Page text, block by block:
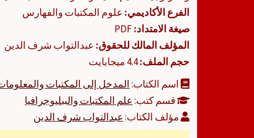
الفرع الأكاديمي: علوم المكتبات والفهارس
صيغة الامتداد:
المؤلف المالك للحقوق: عبدالتواب شرف الدين
حجم الملف:4.4 ميجابايت
اسم الكتاب:المدخل إلى المكتبات
قسم كتب:علم المكتبات والببليوجرافيا
مؤلف الكتاب:عبدالتواب شرف الدين